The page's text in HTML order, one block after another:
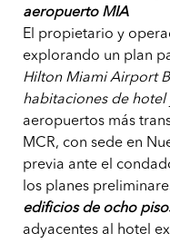
aeropuerto MIA
El propietario y
explorando un plan
Hilton Miami Airport
habitaciones de hotel
aeropuertos más
MCR, con sede en
previa ante el
los planes
edificios de ocho
adyacentes al hotel